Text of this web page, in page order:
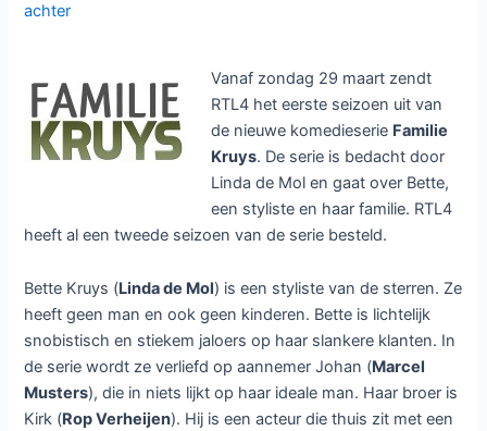
achter
Vanaf zondag 29 maart zendt
RTL4 het eerste seizoen uit van
de nieuwe komedieserie Familie
Kruys. De serie is bedacht door
Linda de Mol en gaat over Bette,
een styliste en haar familie. RTL4
heeft al een tweede seizoen van de serie besteld.
Bette Kruys (Linda de Mol) is een styliste van de sterren. Ze
heeft geen man en ook geen kinderen. Bette is lichtelijk
snobistisch en stiekem jaloers op haar slankere klanten. In
de serie wordt ze verliefd op aannemer Johan (Marcel
Musters), die in niets lijkt op haar ideale man. Haar broer is
Kirk (Rop Verheijen). Hij is een acteur die thuis zit met een